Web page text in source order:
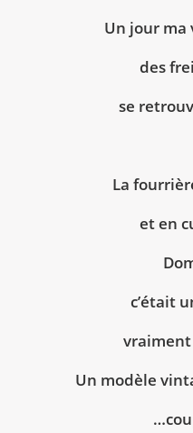
Un jour ma
des
se
La
et en
c’était
vraiment
Un modèle